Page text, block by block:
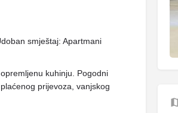
smještaj: Apartmani
kuhinju. Pogodni
prijevoza, vanjskog